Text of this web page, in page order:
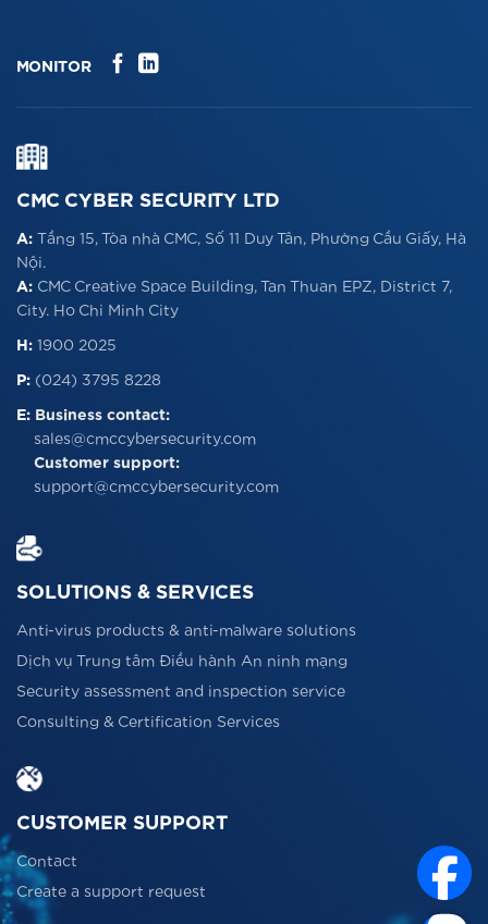
MONITOR
CMC CYBER SECURITY LTD
A: Tầng 15, Tòa nhà CMC, Số 11 Duy Tân, Phường Cầu Giấy, Hà
Nội.
A: CMC Creative Space Building, Tan Thuan EPZ, District 7,
City. Ho Chi Minh City
H: 1900 2025
P: (024) 3795 8228
E: Business contact:
sales@cmccybersecurity.com
Customer support:
support@cmccybersecurity.com
SOLUTIONS & SERVICES
Anti-virus products & anti-malware solutions
Dịch vụ Trung tâm Điều hành An ninh mạng
Security assessment and inspection service
Consulting & Certification Services
CUSTOMER SUPPORT
Contact
Create a support request